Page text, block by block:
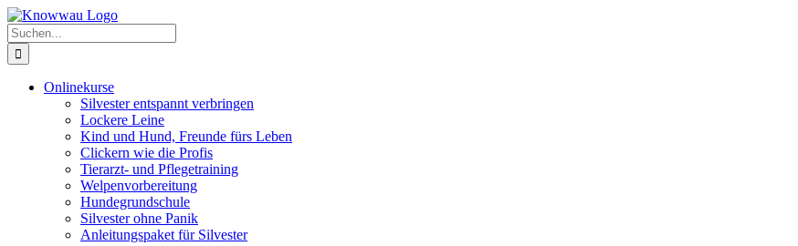
Zum
Inhalt
springen
Suche
nach:
Onlinekurse
Silvester entspannt verbringen
Lockere Leine
Kind und Hund, Freunde fürs Leben
Clickern wie die Profis
Tierarzt- und Pflegetraining
Welpenvorbereitung
Hundegrundschule
Silvester ohne Panik
Anleitungspaket für Silvester